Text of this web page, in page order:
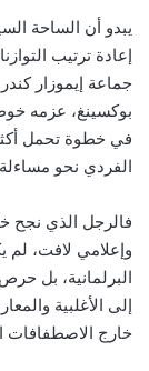
يبدو أن الساحة
إعادة ترتيب
جماعة إيموزار
بوكسينغ، عزمه
في خطوة تحمل
الفردي نحو
فالرجل الذي نجح
وإعلامي لافت، لم
البرلمانية، بل
إلى الأغلبية
خارج الاصطفافات